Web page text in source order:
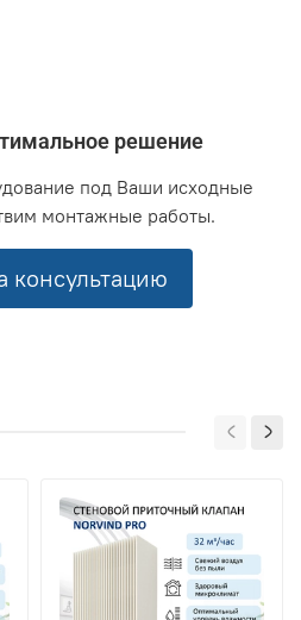
решение
под Ваши исходные
монтажные работы.
консультацию